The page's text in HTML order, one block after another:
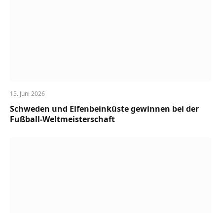
15. Juni 2026
Schweden und Elfenbeinküste gewinnen bei der
Fußball-Weltmeisterschaft